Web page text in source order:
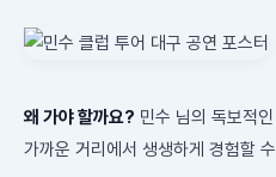
왜 가야 할까요? 민수 님의 독보적
가까운 거리에서 생생하게 경험할